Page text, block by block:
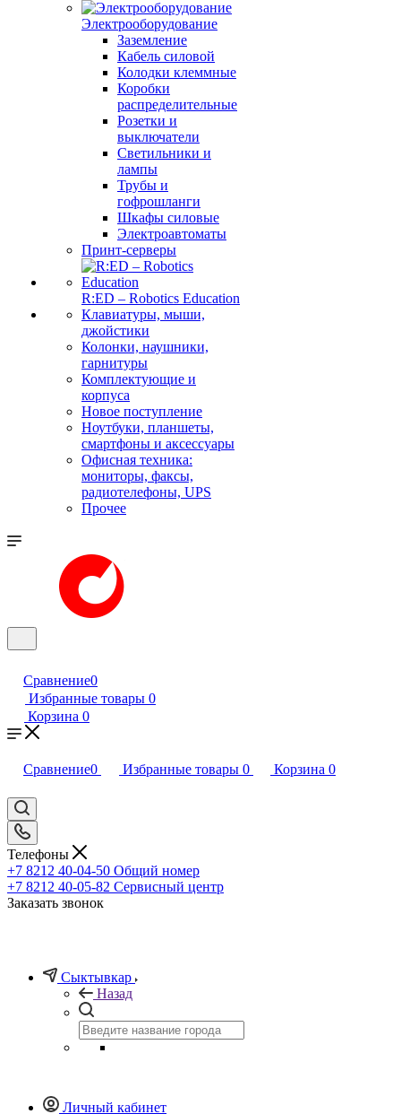
Электрооборудование
Заземление
Кабель силовой
Колодки клеммные
Коробки
распределительные
Розетки и
выключатели
Светильники и
лампы
Трубы и
гофрошланги
Шкафы силовые
Электроавтоматы
Принт-серверы
R:ED – Robotics Education
Клавиатуры, мыши,
джойстики
Колонки, наушники,
гарнитуры
Комплектующие и
корпуса
Новое поступление
Ноутбуки, планшеты,
смартфоны и аксессуары
Офисная техника:
мониторы, факсы,
радиотелефоны, UPS
Прочее
Сравнение0
Избранные товары 0
Корзина 0
Сравнение0 Избранные товары 0 Корзина 0
Телефоны
+7 8212 40-04-50 Общий номер
+7 8212 40-05-82 Сервисный центр
Заказать звонок
Сыктывкар
Назад
Личный кабинет